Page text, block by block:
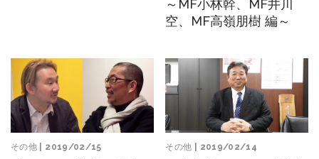
～MF小林幹、MF井川
空、MF高嶺朋樹 編～
その他 | 2019/02/15 その他 | 2019/02/14